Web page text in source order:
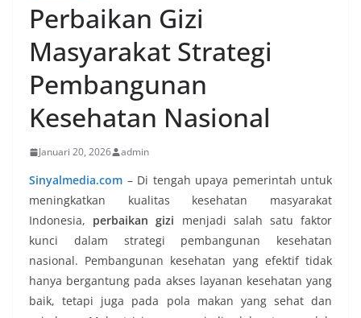
Perbaikan Gizi
Masyarakat Strategi
Pembangunan
Kesehatan Nasional
Januari 20, 2026 admin
Sinyalmedia.com – Di tengah upaya pemerintah untuk
meningkatkan kualitas kesehatan masyarakat
Indonesia, perbaikan gizi menjadi salah satu faktor
kunci dalam strategi pembangunan kesehatan
nasional. Pembangunan kesehatan yang efektif tidak
hanya bergantung pada akses layanan kesehatan yang
baik, tetapi juga pada pola makan yang sehat dan